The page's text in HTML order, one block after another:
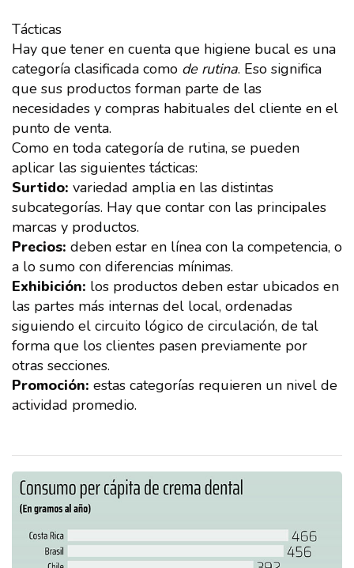
Tácticas
Hay que tener en cuenta que higiene bucal es una
categoría clasificada como de rutina. Eso significa
que sus productos forman parte de las
necesidades y compras habituales del cliente en el
punto de venta.
Como en toda categoría de rutina, se pueden
aplicar las siguientes tácticas:
Surtido: variedad amplia en las distintas
subcategorías. Hay que contar con las principales
marcas y productos.
Precios: deben estar en línea con la competencia, o
a lo sumo con diferencias mínimas.
Exhibición: los productos deben estar ubicados en
las partes más internas del local, ordenadas
siguiendo el circuito lógico de circulación, de tal
forma que los clientes pasen previamente por
otras secciones.
Promoción: estas categorías requieren un nivel de
actividad promedio.